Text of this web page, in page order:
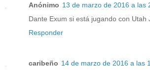
Anónimo 13 de marzo de 2016 a las
Dante Exum si está jugando con Utah
Responder
caribeño 14 de marzo de 2016 a las